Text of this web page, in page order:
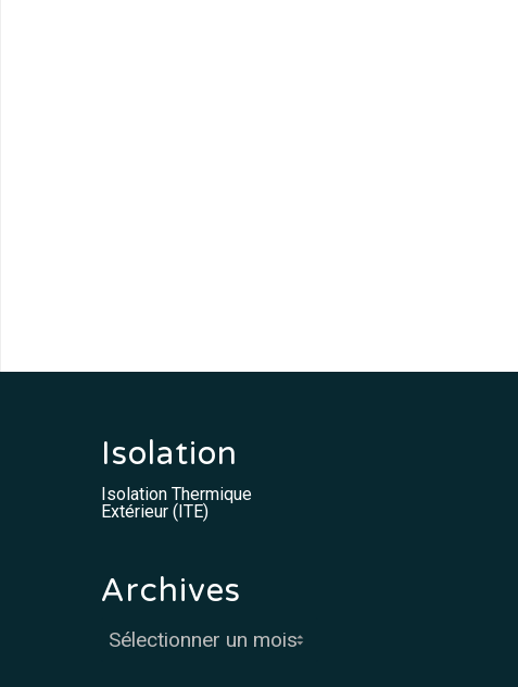
Isolation
Isolation Thermique
Extérieur (ITE)
Archives